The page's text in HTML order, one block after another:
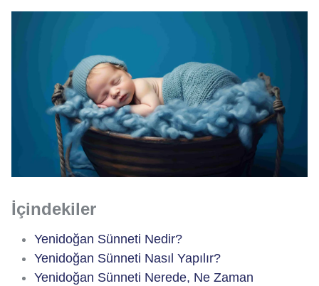
İçindekiler
Yenidoğan Sünneti Nedir?
Yenidoğan Sünneti Nasıl Yapılır?
Yenidoğan Sünneti Nerede, Ne Zaman